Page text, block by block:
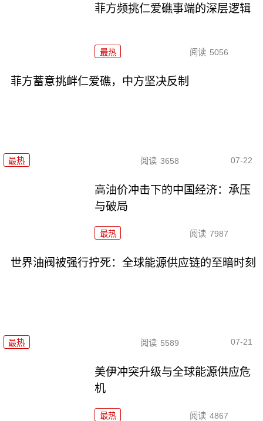
菲方频挑仁爱礁事端的深层逻辑
最热 阅读 5056
菲方蓄意挑衅仁爱礁，中方坚决反制
最热 阅读 3658 07-22
高油价冲击下的中国经济：承压
与破局
最热 阅读 7987
世界油阀被强行拧死：全球能源供应链的至暗时刻
最热 阅读 5589 07-21
美伊冲突升级与全球能源供应危
机
最热 阅读 4867